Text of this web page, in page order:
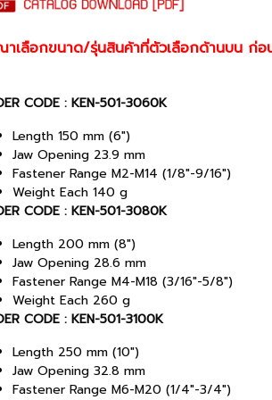
เลือกขนาด/รุ่นสินค้าที่ตัวเลือกด้านบน ก่อ
CODE : KEN-501-3060K
Length 150 mm (6")
Jaw Opening 23.9 mm
Fastener Range M2-M14 (1/8"-9/16")
Weight Each 140 g
CODE : KEN-501-3080K
Length 200 mm (8")
Jaw Opening 28.6 mm
Fastener Range M4-M18 (3/16"-5/8")
Weight Each 260 g
CODE : KEN-501-3100K
Length 250 mm (10")
Jaw Opening 32.8 mm
Fastener Range M6-M20 (1/4"-3/4")